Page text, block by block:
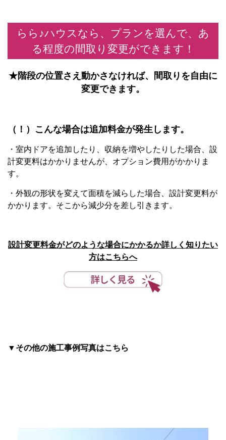
らら♪ハウスなら、プランを選んで、あ
る程度の間取り変更ができます！
★階段の位置さえ動かさなければ、間取りを自由に
変更できます。
（！）こんな場合は追加料金が発生します。
・室内ドアを追加したり、収納を増やしたりした場合、設
計変更料はかかりませんが、オプション費用がかかりま
す。
・外観の形状を変えて面積を減らした場合、設計変更料が
かかります。そこから減少分を差し引きます。
設計変更料金がどのような場合にかかるか詳しく知りたい
方はこちらへ
▼その他の施工事例写真はこちら